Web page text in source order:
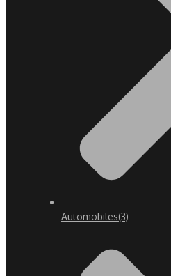
Automobiles(3)